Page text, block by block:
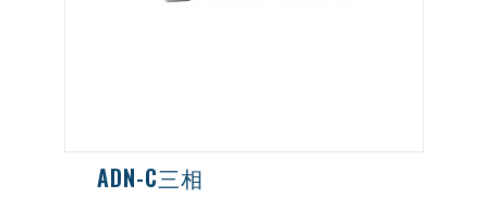
ADN-C三相